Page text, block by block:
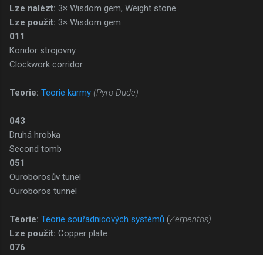
Lze nalézt: 3× Wisdom gem, Weight stone
Lze použít: 3× Wisdom gem
011
Koridor strojovny
Clockwork corridor
Teorie: Teorie karmy (Pyro Dude)
043
Druhá hrobka
Second tomb
051
Ouroborosův tunel
Ouroboros tunnel
Teorie: Teorie souřadnicových systémů (Zerpentos)
Lze použít: Copper plate
076